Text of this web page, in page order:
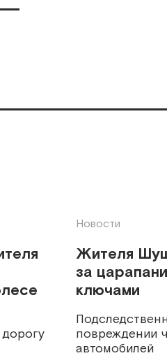
Новости
Жителя
за
ключами
повреждении
автомобилей